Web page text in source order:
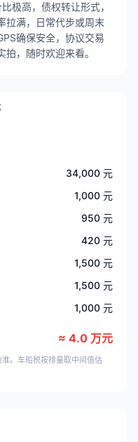
极高，债权转让形式，
拉满，日常代步或周末
确保安全，协议交易
，随时欢迎来看。
34,000 元
1,000 元
950 元
420 元
1,500 元
1,500 元
1,000 元
≈ 4.0 万元
。车船税按排量取中间值估